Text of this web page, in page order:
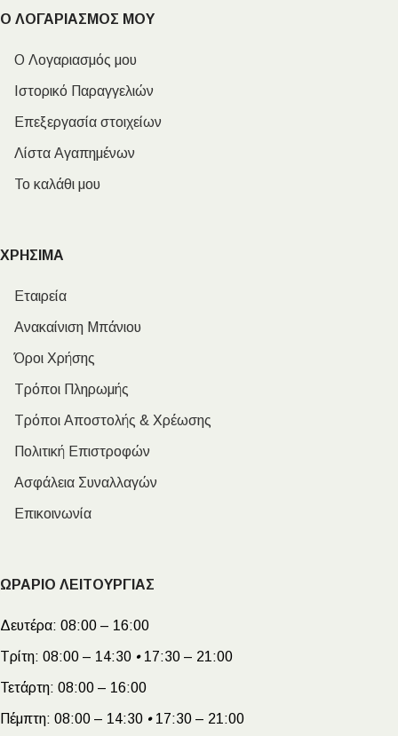
Ο ΛΟΓΑΡΙΑΣΜΟΣ ΜΟΥ
Ο Λογαριασμός μου
Ιστορικό Παραγγελιών
Επεξεργασία στοιχείων
Λίστα Αγαπημένων
Το καλάθι μου
ΧΡΗΣΙΜΑ
Εταιρεία
Ανακαίνιση Μπάνιου
Όροι Χρήσης
Τρόποι Πληρωμής
Τρόποι Αποστολής & Χρέωσης
Πολιτική Επιστροφών
Ασφάλεια Συναλλαγών
Επικοινωνία
ΩΡΑΡΙΟ ΛΕΙΤΟΥΡΓΙΑΣ
Δευτέρα: 08:00 – 16:00
Τρίτη: 08:00 – 14:30 •17:30 – 21:00
Τετάρτη: 08:00 – 16:00
Πέμπτη: 08:00 – 14:30 •17:30 – 21:00